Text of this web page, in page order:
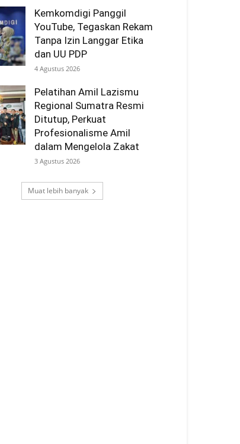
Kemkomdigi Panggil
YouTube, Tegaskan Rekam
Tanpa Izin Langgar Etika
dan UU PDP
4 Agustus 2026
Pelatihan Amil Lazismu
Regional Sumatra Resmi
Ditutup, Perkuat
Profesionalisme Amil
dalam Mengelola Zakat
3 Agustus 2026
Muat lebih banyak